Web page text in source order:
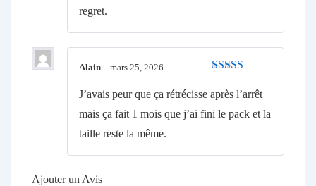
regret.
Alain – mars 25, 2026
J’avais peur que ça rétrécisse après l’arrêt
mais ça fait 1 mois que j’ai fini le pack et la
taille reste la même.
Ajouter un Avis